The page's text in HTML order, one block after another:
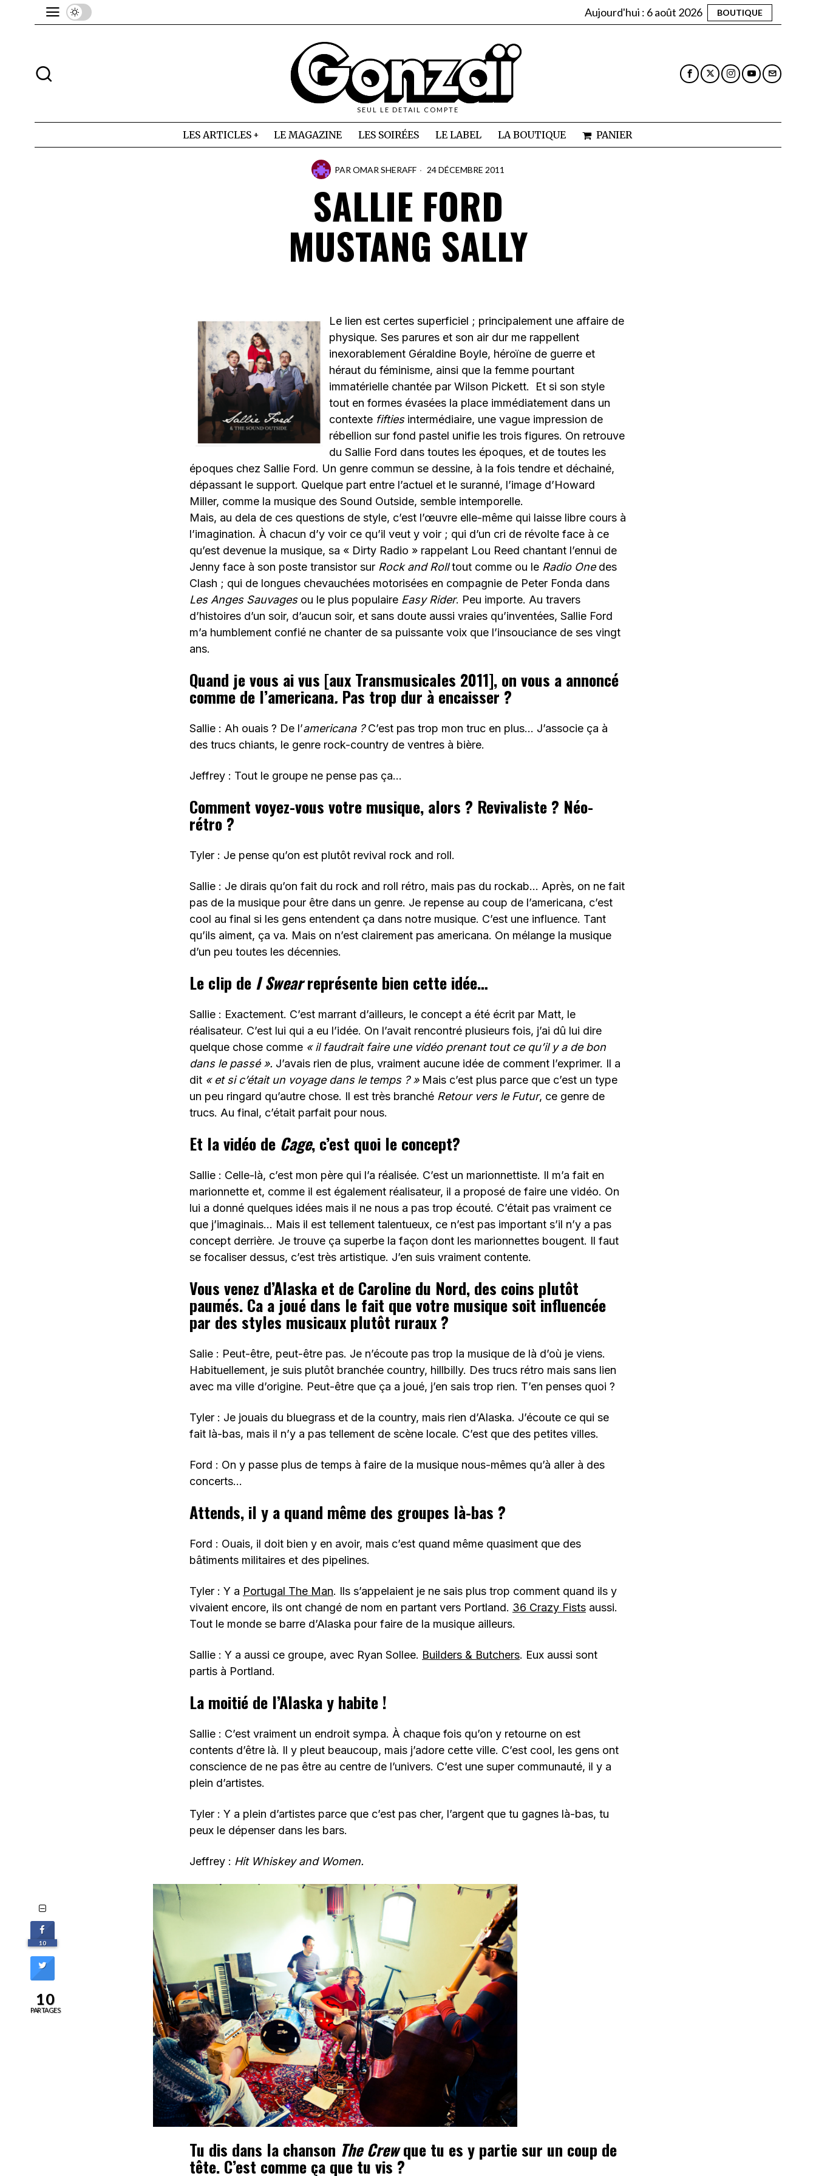
Aujourd'hui : 6 août 2026 BOUTIQUE
SEUL LE DETAIL COMPTE
LES ARTICLES LE MAGAZINE LES SOIRÉES LE LABEL LA BOUTIQUE PANIER
PAR OMAR SHERAFF 24 DÉCEMBRE 2011
SALLIE FORD
MUSTANG SALLY
Le lien est certes superficiel ; principalement une affaire de
physique. Ses parures et son air dur me rappellent
inexorablement Géraldine Boyle, héroïne de guerre et
héraut du féminisme, ainsi que la femme pourtant
immatérielle chantée par Wilson Pickett. Et si son style
tout en formes évasées la place immédiatement dans un
contexte fiftiesintermédiaire, une vague impression de
rébellion sur fond pastel unifie les trois figures. On retrouve
du Sallie Ford dans toutes les époques, et de toutes les
époques chez Sallie Ford. Un genre commun se dessine, à la fois tendre et déchainé,
dépassant le support. Quelque part entre l’actuel et le suranné, l’image d’Howard
Miller, comme la musique des Sound Outside, semble intemporelle.
Mais, au dela de ces questions de style, c’est l’œuvre elle-même qui laisse libre cours à
l’imagination. À chacun d’y voir ce qu’il veut y voir ; qui d’un cri de révolte face à ce
qu’est devenue la musique, sa « Dirty Radio » rappelant Lou Reed chantant l’ennui de
Jenny face à son poste transistor sur Rock and Rolltout comme ou le Radio Onedes
Clash ; qui de longues chevauchées motorisées en compagnie de Peter Fonda dans
Les Anges Sauvagesou le plus populaire Easy Rider. Peu importe. Au travers
d’histoires d’un soir, d’aucun soir, et sans doute aussi vraies qu’inventées, Sallie Ford
m’a humblement confié ne chanter de sa puissante voix que l’insouciance de ses vingt
ans.
Quand je vous ai vus [aux Transmusicales 2011], on vous a annoncé
comme de l’americana. Pas trop dur à encaisser ?
Sallie : Ah ouais ? De l’americana ?C’est pas trop mon truc en plus… J’associe ça à
des trucs chiants, le genre rock-country de ventres à bière.
Jeffrey : Tout le groupe ne pense pas ça…
Comment voyez-vous votre musique, alors ? Revivaliste ? Néo-
rétro ?
Tyler : Je pense qu’on est plutôt revival rock and roll.
Sallie : Je dirais qu’on fait du rock and roll rétro, mais pas du rockab… Après, on ne fait
pas de la musique pour être dans un genre. Je repense au coup de l’americana, c’est
cool au final si les gens entendent ça dans notre musique. C’est une influence. Tant
qu’ils aiment, ça va. Mais on n’est clairement pas americana. On mélange la musique
d’un peu toutes les décennies.
Le clip de I Swearreprésente bien cette idée…
Sallie : Exactement. C’est marrant d’ailleurs, le concept a été écrit par Matt, le
réalisateur. C’est lui qui a eu l’idée. On l’avait rencontré plusieurs fois, j’ai dû lui dire
quelque chose comme « il faudrait faire une vidéo prenant tout ce qu’il y a de bon
dans le passé ». J’avais rien de plus, vraiment aucune idée de comment l’exprimer. Il a
dit « et si c’était un voyage dans le temps ? »Mais c’est plus parce que c’est un type
un peu ringard qu’autre chose. Il est très branché Retour vers le Futur, ce genre de
trucs. Au final, c’était parfait pour nous.
Et la vidéo de Cage, c’est quoi le concept?
Sallie : Celle-là, c’est mon père qui l’a réalisée. C’est un marionnettiste. Il m’a fait en
marionnette et, comme il est également réalisateur, il a proposé de faire une vidéo. On
lui a donné quelques idées mais il ne nous a pas trop écouté. C’était pas vraiment ce
que j’imaginais… Mais il est tellement talentueux, ce n’est pas important s’il n’y a pas
concept derrière. Je trouve ça superbe la façon dont les marionnettes bougent. Il faut
se focaliser dessus, c’est très artistique. J’en suis vraiment contente.
Vous venez d’Alaska et de Caroline du Nord, des coins plutôt
paumés. Ca a joué dans le fait que votre musique soit influencée
par des styles musicaux plutôt ruraux ?
Salie : Peut-être, peut-être pas. Je n’écoute pas trop la musique de là d’où je viens.
Habituellement, je suis plutôt branchée country, hillbilly. Des trucs rétro mais sans lien
avec ma ville d’origine. Peut-être que ça a joué, j’en sais trop rien. T’en penses quoi ?
Tyler : Je jouais du bluegrass et de la country, mais rien d’Alaska. J’écoute ce qui se
fait là-bas, mais il n’y a pas tellement de scène locale. C’est que des petites villes.
Ford : On y passe plus de temps à faire de la musique nous-mêmes qu’à aller à des
concerts…
Attends, il y a quand même des groupes là-bas ?
Ford : Ouais, il doit bien y en avoir, mais c’est quand même quasiment que des
bâtiments militaires et des pipelines.
Tyler : Y a Portugal The Man. Ils s’appelaient je ne sais plus trop comment quand ils y
vivaient encore, ils ont changé de nom en partant vers Portland. 36 Crazy Fists aussi.
Tout le monde se barre d’Alaska pour faire de la musique ailleurs.
Sallie : Y a aussi ce groupe, avec Ryan Sollee. Builders & Butchers. Eux aussi sont
partis à Portland.
La moitié de l’Alaska y habite !
Sallie : C’est vraiment un endroit sympa. À chaque fois qu’on y retourne on est
contents d’être là. Il y pleut beaucoup, mais j’adore cette ville. C’est cool, les gens ont
conscience de ne pas être au centre de l’univers. C’est une super communauté, il y a
plein d’artistes.
Tyler : Y a plein d’artistes parce que c’est pas cher, l’argent que tu gagnes là-bas, tu
peux le dépenser dans les bars.
Jeffrey : Hit Whiskey and Women.
Tu dis dans la chanson The Crewque tu es y partie sur un coup de
tête. C’est comme ça que tu vis ?
10
10
PARTAGES